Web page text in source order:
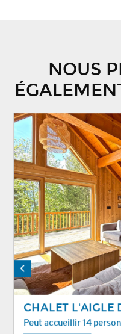
NOUS
CHALET L'AIGLE
Peut accueillir 14